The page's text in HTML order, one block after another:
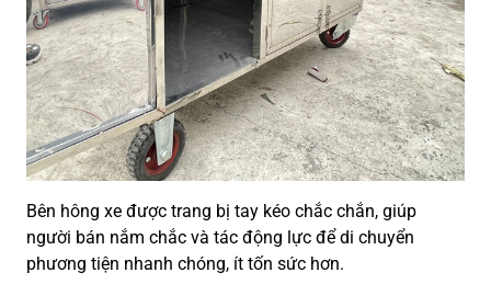
Bên hông xe được trang bị tay kéo chắc chắn, giúp
người bán nắm chắc và tác động lực để di chuyển
phương tiện nhanh chóng, ít tốn sức hơn.